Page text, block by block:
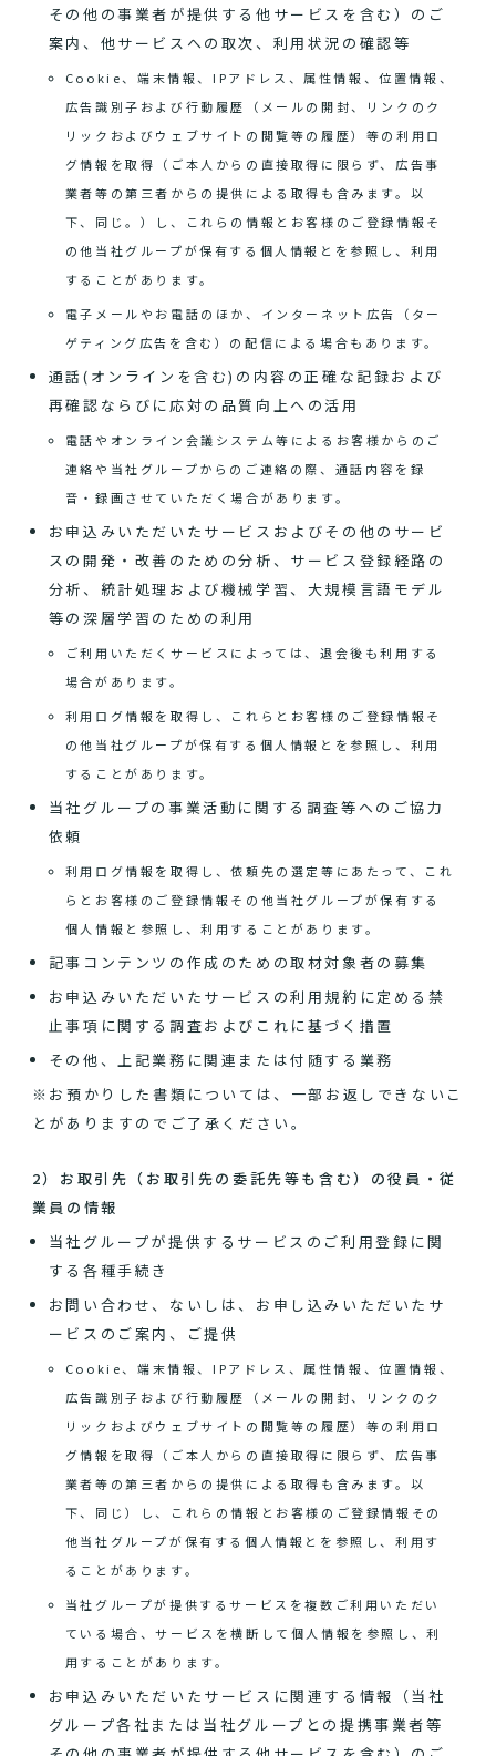
その他の事業者が提供する他サービスを含む）のご
案内、他サービスへの取次、利用状況の確認等
Cookie、端末情報、IPアドレス、属性情報、位置情報、
広告識別子および行動履歴（メールの開封、リンクのク
リックおよびウェブサイトの閲覧等の履歴）等の利用ロ
グ情報を取得（ご本人からの直接取得に限らず、広告事
業者等の第三者からの提供による取得も含みます。以
下、同じ。）し、これらの情報とお客様のご登録情報そ
の他当社グループが保有する個人情報とを参照し、利用
することがあります。
電子メールやお電話のほか、インターネット広告（ター
ゲティング広告を含む）の配信による場合もあります。
通話(オンラインを含む)の内容の正確な記録および
再確認ならびに応対の品質向上への活用
電話やオンライン会議システム等によるお客様からのご
連絡や当社グループからのご連絡の際、通話内容を録
音・録画させていただく場合があります。
お申込みいただいたサービスおよびその他のサービ
スの開発・改善のための分析、サービス登録経路の
分析、統計処理および機械学習、大規模言語モデル
等の深層学習のための利用
ご利用いただくサービスによっては、退会後も利用する
場合があります。
利用ログ情報を取得し、これらとお客様のご登録情報そ
の他当社グループが保有する個人情報とを参照し、利用
することがあります。
当社グループの事業活動に関する調査等へのご協力
依頼
利用ログ情報を取得し、依頼先の選定等にあたって、これ
らとお客様のご登録情報その他当社グループが保有する
個人情報と参照し、利用することがあります。
記事コンテンツの作成のための取材対象者の募集
お申込みいただいたサービスの利用規約に定める禁
止事項に関する調査およびこれに基づく措置
その他、上記業務に関連または付随する業務
※お預かりした書類については、一部お返しできないこ
とがありますのでご了承ください。
2）お取引先（お取引先の委託先等も含む）の役員・従
業員の情報
当社グループが提供するサービスのご利用登録に関
する各種手続き
お問い合わせ、ないしは、お申し込みいただいたサ
ービスのご案内、ご提供
Cookie、端末情報、IPアドレス、属性情報、位置情報、
広告識別子および行動履歴（メールの開封、リンクのク
リックおよびウェブサイトの閲覧等の履歴）等の利用ロ
グ情報を取得（ご本人からの直接取得に限らず、広告事
業者等の第三者からの提供による取得も含みます。以
下、同じ）し、これらの情報とお客様のご登録情報その
他当社グループが保有する個人情報とを参照し、利用す
ることがあります。
当社グループが提供するサービスを複数ご利用いただい
ている場合、サービスを横断して個人情報を参照し、利
用することがあります。
お申込みいただいたサービスに関連する情報（当社
グループ各社または当社グループとの提携事業者等